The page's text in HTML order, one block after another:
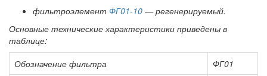
фильтроэлемент ФГ01-10 — регенерируемый.
Основные технические характеристики приведены в
таблице:
Обозначение фильтра
ФГ01